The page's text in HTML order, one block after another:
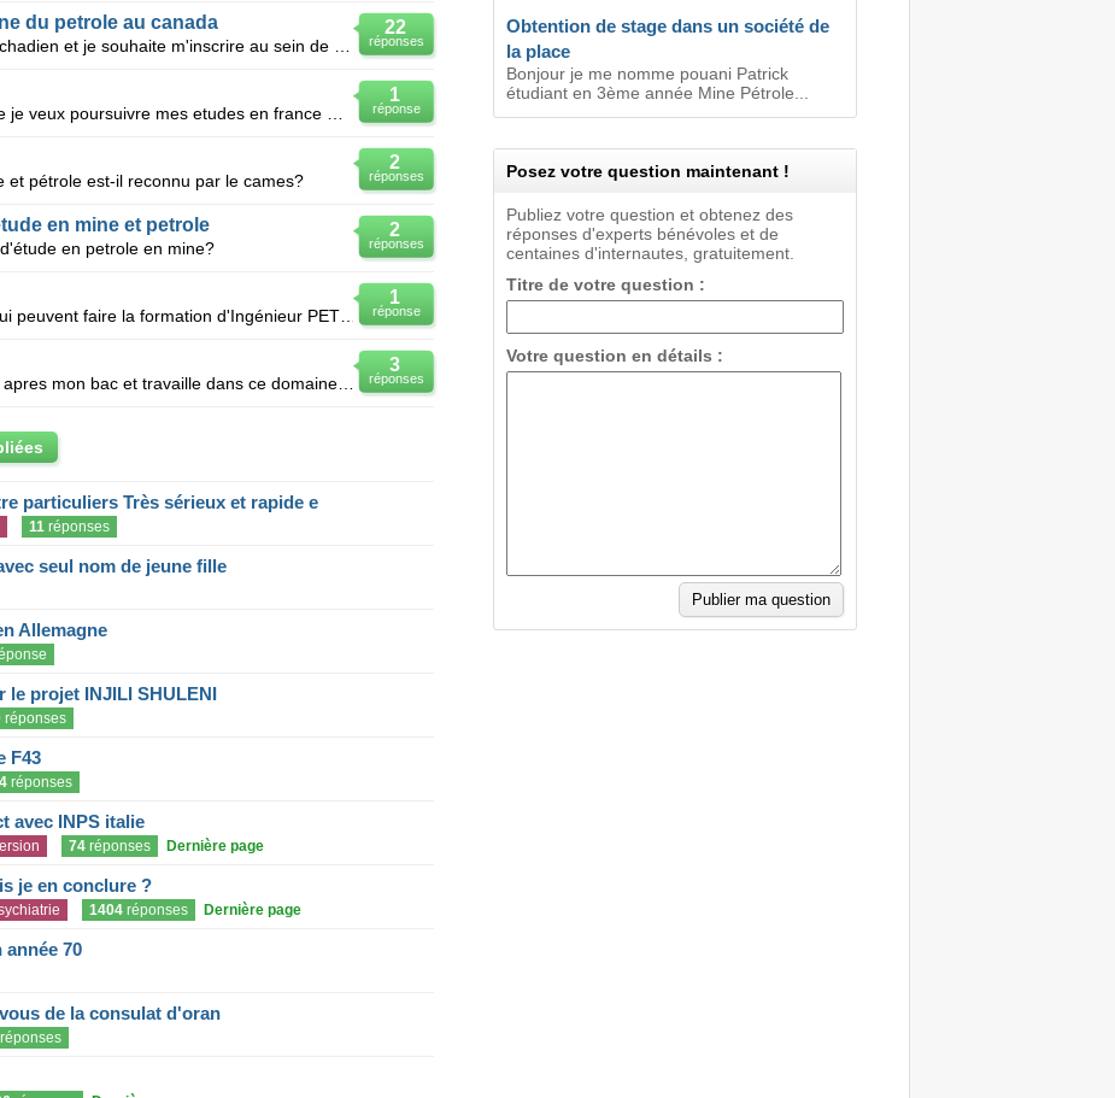
22
réponses
du petrole au canada
1
réponse
2
réponses
et pétrole est-il reconnu par le cames?
2
réponses
en mine et petrole
en petrole en mine?
1
réponse
Bonjour, Quels sont les BTS qui peuvent faire la formation d'Ingénieur PETROLE? Cordialement
3
réponses
Bjr je voudrai etudie le petrole apres mon bac et travaille dans ce domaine coment faire.aidez moi s
particuliers Très sérieux et rapide e
11réponses
seul nom de jeune fille
Allemagne
le projet INJILI SHULENI
réponses
F43
4réponses
avec INPS italie
74réponses Dernière page
je en conclure ?
1404réponses Dernière page
70
de la consulat d'oran
Obtention de stage dans un société de
la place
Bonjour je me nomme pouani Patrick
étudiant en 3ème année Mine Pétrole...
Posez votre question maintenant !
Publiez votre question et obtenez des
réponses d'experts bénévoles et de
centaines d'internautes, gratuitement.
Titre de votre question :
Votre question en détails :